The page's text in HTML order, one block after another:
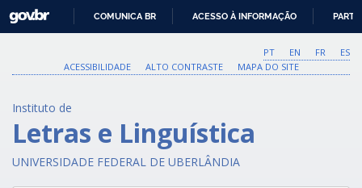
O
CONTEÚDO
GOVBR
COMUNICA BR ACESSO À INFORMAÇÃO
PT EN FR
ES
ACESSIBILIDADE
ALTO CONTRASTE MAPA DO SITE
Instituto de
Letras e Linguística
UNIVERSIDADE FEDERAL DE UBERLÂNDIA